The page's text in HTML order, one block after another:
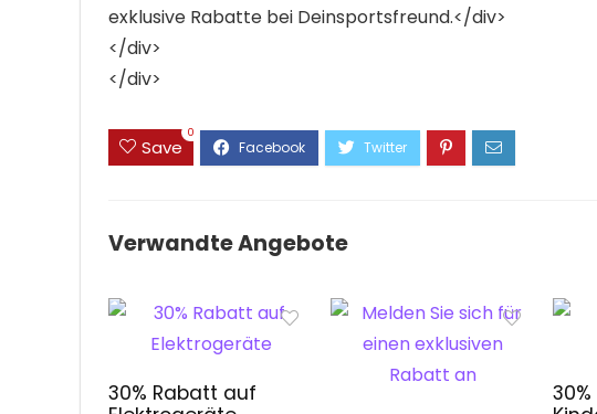
exklusive Rabatte bei Deinsportsfreund.</div>
</div>
</div>
Save
0
Verwandte Angebote
30% Rabatt auf